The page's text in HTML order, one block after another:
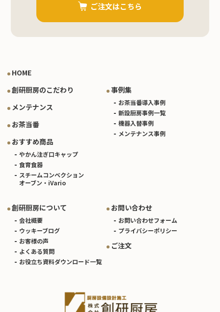
ご注文はこちら
HOME
創研厨房のこだわり
メンテナンス
お茶当番
おすすめ商品
やかん注ぎ口キャップ
食育食器
スチームコンベクション
オーブン・iVario
事例集
お茶当番導入事例
新設厨房事例一覧
機器入替事例
メンテナンス事例
創研厨房について
会社概要
ウッキーブログ
お客様の声
よくある質問
お役立ち資料ダウンロード一覧
お問い合わせ
お問い合わせフォーム
プライバシーポリシー
ご注文